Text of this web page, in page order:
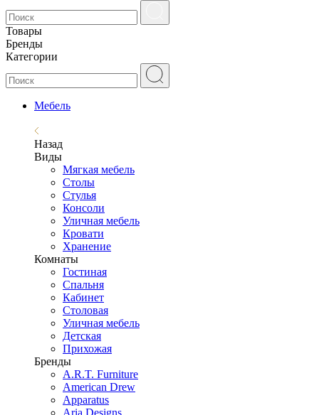
Товары
Бренды
Категории
Мебель
Назад
Виды
Мягкая мебель
Столы
Стулья
Консоли
Уличная мебель
Кровати
Хранение
Комнаты
Гостиная
Спальня
Кабинет
Столовая
Уличная мебель
Детская
Прихожая
Бренды
A.R.T. Furniture
American Drew
Apparatus
Aria Designs